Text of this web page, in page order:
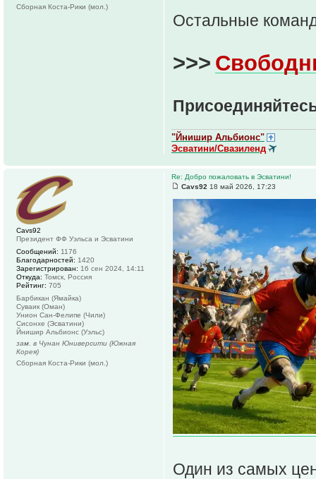
Остальные
>>>
"Йнишир Альбионс"
Эсватини/Свазиленд
Сборная Коста-Рики (мол.)
Re: Добро пожаловать в Эсватини!
Cavs92 18 май 2026, 17:23
Один из самых
Cavs92
Президент ФФ Уэльса и Эсватини
Сообщений: 1176
Благодарностей: 1420
Зарегистрирован: 16 сен 2024, 14:11
Откуда: Томск, Россия
Рейтинг: 705
Барбикан (Ямайка)
Суваик (Оман)
Унион Сан-Фелипе (Чили)
Сисонхе (Эсватини)
Йнишир Альбионс (Уэльс)
зам. в Чунан Юниверсити (Южная
Корея)
Сборная Коста-Рики (мол.)